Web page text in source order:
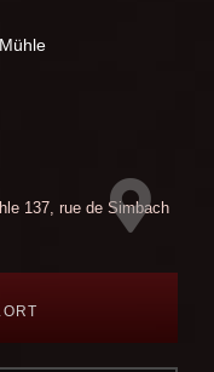
137, rue de Simbach